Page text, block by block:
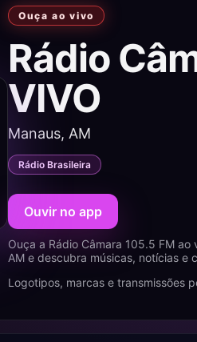
Ouça ao vivo
Rádio
VIVO
Manaus, AM
Rádio Brasileira
Ouvir no app
Ouça a Rádio Câmara 105.5 FM
AM e descubra músicas, notícias e
Logotipos, marcas e transmissões